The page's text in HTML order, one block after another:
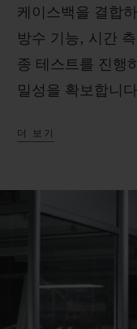
케이스백을 결합
방수 기능, 시간
종 테스트를 진행
밀성을 확보합니
더 보기